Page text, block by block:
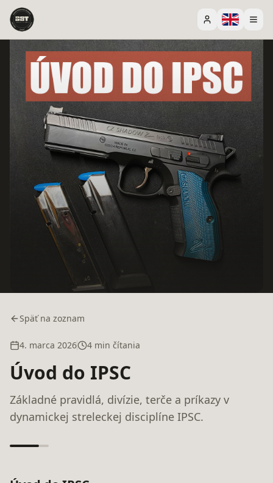
Späť na zoznam
4. marca 2026 4 min čítania
Úvod do IPSC
Základné pravidlá, divízie, terče a príkazy v
dynamickej streleckej disciplíne IPSC.